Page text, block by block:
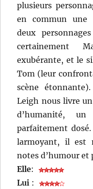
plusieurs
en commun une
deux
certainement
exubérante, et le
Tom (leur
scène
Leigh nous livre
d’humanité,
parfaitement
larmoyant, il est
notes d’humour
Elle:
Lui :